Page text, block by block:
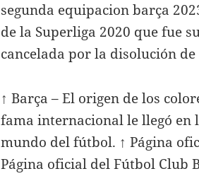
segunda equipacion barça
de la Superliga 2020 que fue
cancelada por la disolución
↑ Barça – El origen de los
fama internacional le llegó en
mundo del fútbol. ↑ Página
Página oficial del Fútbol Club